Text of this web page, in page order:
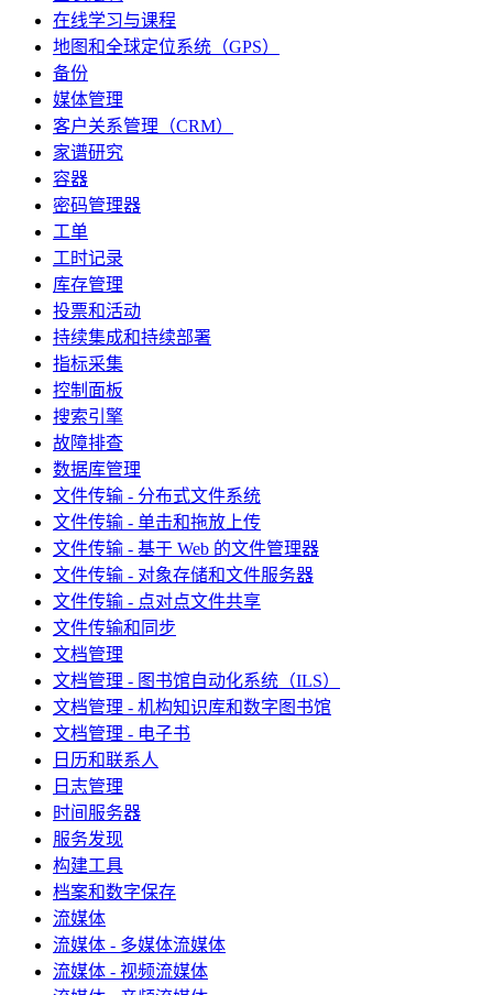
在线学习与课程
地图和全球定位系统（GPS）
备份
媒体管理
客户关系管理（CRM）
家谱研究
容器
密码管理器
工单
工时记录
库存管理
投票和活动
持续集成和持续部署
指标采集
控制面板
搜索引擎
故障排查
数据库管理
文件传输 - 分布式文件系统
文件传输 - 单击和拖放上传
文件传输 - 基于 Web 的文件管理器
文件传输 - 对象存储和文件服务器
文件传输 - 点对点文件共享
文件传输和同步
文档管理
文档管理 - 图书馆自动化系统（ILS）
文档管理 - 机构知识库和数字图书馆
文档管理 - 电子书
日历和联系人
日志管理
时间服务器
服务发现
构建工具
档案和数字保存
流媒体
流媒体 - 多媒体流媒体
流媒体 - 视频流媒体